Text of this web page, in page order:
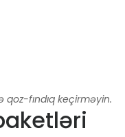
qoz-fındıq keçirməyin.